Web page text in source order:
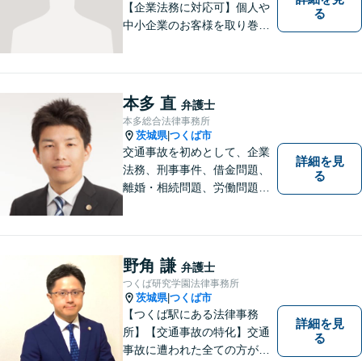
【企業法務に対応可】個人や
中小企業のお客様を取り巻く
す。また、相続分野では相続
人38名の案件の対応経験がご
ざいます。ぜひ、お気軽にご
相談ください。
る
本多 直 弁護士
本多総合法律事務所
茨城県|つくば市
交通事故を初めとして、企業
法務、刑事事件、借金問題、
離婚・相続問題、労働問題そ
結果をご提供できるよう、誠
実・迅速・丁寧な事件処理を
心掛けています。
詳細を見
る
野角 謙 弁護士
つくば研究学園法律事務所
茨城県|つくば市
【つくば駅にある法律事務
所】【交通事故の特化】交通
事故に遭われた全ての方が適
詳細を見
る